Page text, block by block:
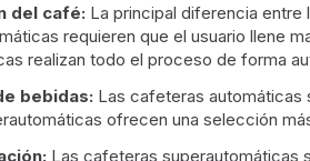
del café: La principal diferencia
requieren que el usuario llene
realizan todo el proceso de forma
bebidas: Las cafeteras automáticas
ofrecen una selección
Las cafeteras superautomáticas